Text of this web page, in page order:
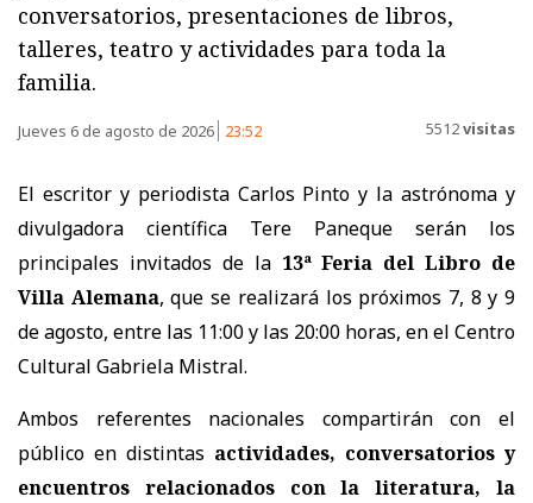
conversatorios, presentaciones de libros,
talleres, teatro y actividades para toda la
familia.
Jueves 6 de agosto de 2026 23:52 5512visitas
El escritor y periodista Carlos Pinto y la astrónoma y
divulgadora científica Tere Paneque serán los
principales invitados de la 13ª Feria del Libro de
Villa Alemana, que se realizará los próximos 7, 8 y 9
de agosto, entre las 11:00 y las 20:00 horas, en el Centro
Cultural Gabriela Mistral.
Ambos referentes nacionales compartirán con el
público en distintas actividades, conversatorios y
encuentros relacionados con la literatura, la